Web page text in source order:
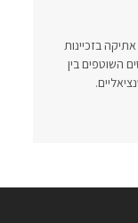
בזכיינות
השוטפים בין